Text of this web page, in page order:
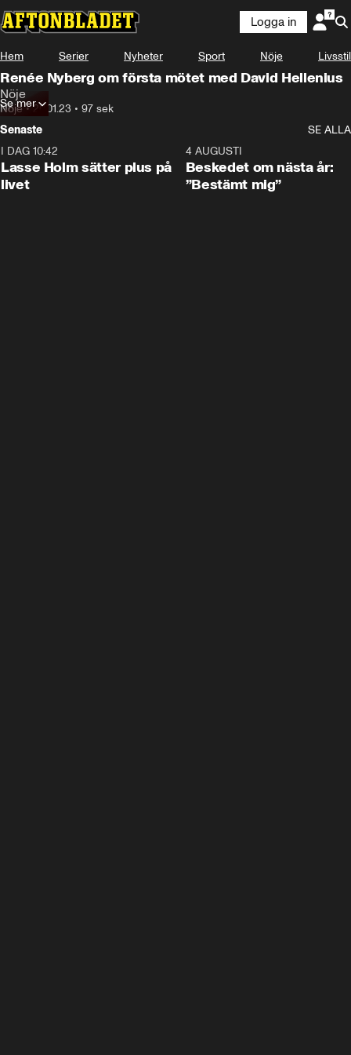
Logga in
Hem Serier Nyheter Sport Nöje Livsstil
Renée Nyberg om första mötet med David Hellenius
Nöje
Nöje•20.01.23 • 97 sek
Se mer
Senaste
SE ALLA
I DAG 10:42
Lasse Holm sätter plus på
livet
4 AUGUSTI
Beskedet om nästa år:
”Bestämt mig”